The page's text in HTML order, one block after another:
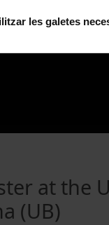
les galetes
at the
(UB)